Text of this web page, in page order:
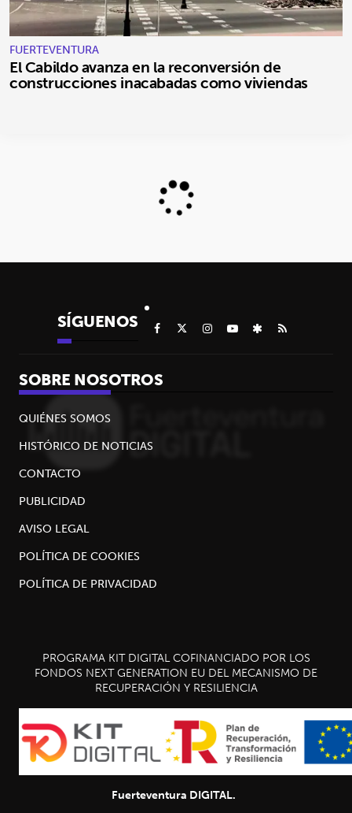
FUERTEVENTURA
El Cabildo avanza en la reconversión de
construcciones inacabadas como viviendas
SÍGUENOS
SOBRE NOSOTROS
QUIÉNES SOMOS
HISTÓRICO DE NOTICIAS
CONTACTO
PUBLICIDAD
AVISO LEGAL
POLÍTICA DE COOKIES
POLÍTICA DE PRIVACIDAD
PROGRAMA KIT DIGITAL COFINANCIADO POR LOS
FONDOS NEXT GENERATION EU DEL MECANISMO DE
RECUPERACIÓN Y RESILIENCIA
Fuerteventura DIGITAL.